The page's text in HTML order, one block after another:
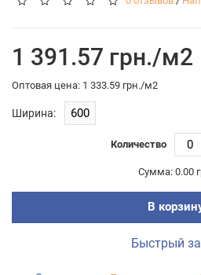
1 391.57 грн./м2
Оптовая цена: 1 333.59 грн./м2
Ширина:
Количество
Сумма: 0.00
В
Быстрый